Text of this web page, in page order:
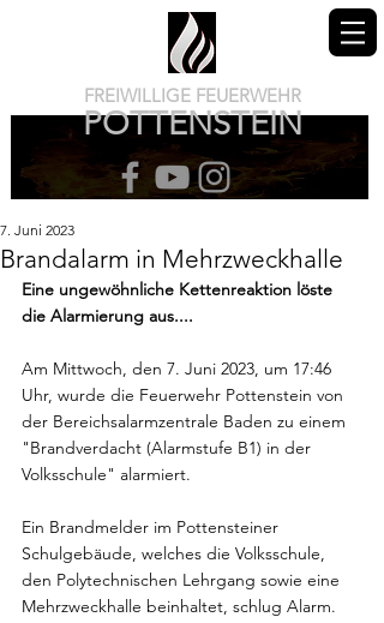
FREIWILLIGE FEUERWEHR
POTTENSTEIN
Brandalarm in Mehrzweckhalle
7. Juni 2023
Eine ungewöhnliche Kettenreaktion löste
die Alarmierung aus....
Am Mittwoch, den 7. Juni 2023, um 17:46
Uhr, wurde die Feuerwehr Pottenstein von
der Bereichsalarmzentrale Baden zu einem
"Brandverdacht (Alarmstufe B1) in der
Volksschule" alarmiert.
Ein Brandmelder im Pottensteiner
Schulgebäude, welches die Volksschule,
den Polytechnischen Lehrgang sowie eine
Mehrzweckhalle beinhaltet, schlug Alarm.